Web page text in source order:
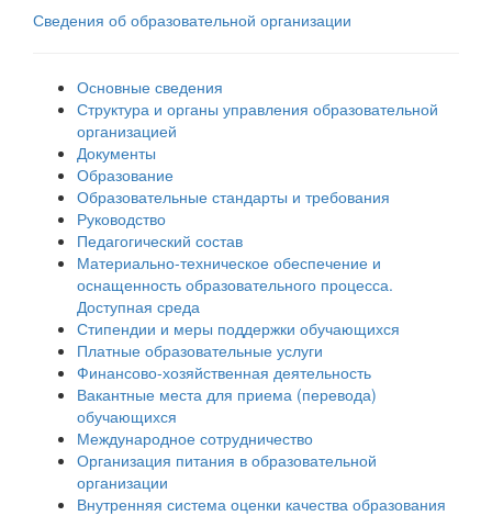
Сведения об образовательной организации
Основные сведения
Структура и органы управления образовательной
организацией
Документы
Образование
Образовательные стандарты и требования
Руководство
Педагогический состав
Материально-техническое обеспечение и
оснащенность образовательного процесса.
Доступная среда
Стипендии и меры поддержки обучающихся
Платные образовательные услуги
Финансово-хозяйственная деятельность
Вакантные места для приема (перевода)
обучающихся
Международное сотрудничество
Организация питания в образовательной
организации
Внутренняя система оценки качества образования